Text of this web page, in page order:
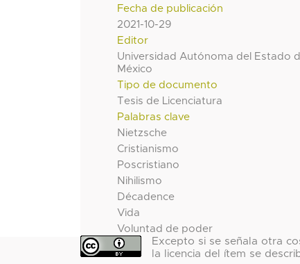
Fecha de publicación
2021-10-29
Editor
Universidad Autónoma del Estado
México
Tipo de documento
Tesis de Licenciatura
Palabras clave
Nietzsche
Cristianismo
Poscristiano
Nihilismo
Décadence
Vida
Voluntad de poder
Excepto si se señala otra
la licencia del ítem se